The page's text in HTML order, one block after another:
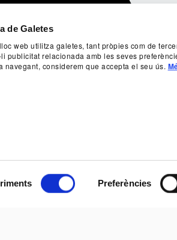
de Galetes
web utilitza galetes, tant pròpies com de
li publicitat relacionada amb les seves
navegant, considerem que accepta el seu ús.
Preferències